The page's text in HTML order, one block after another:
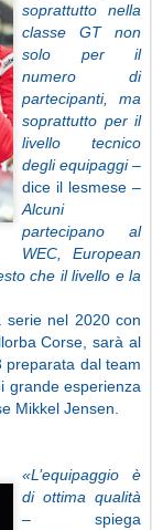
soprattutto nella
classe GT non
solo per il
numero di
partecipanti, ma
soprattutto per il
livello tecnico
degli equipaggi –
dice il lesmese –
Alcuni
partecipano al
WEC, European
che il livello e la
serie nel 2020 con
Corse, sarà al
preparata dal team
grande esperienza
Mikkel Jensen.
«L’equipaggio è
di ottima qualità
– spiega